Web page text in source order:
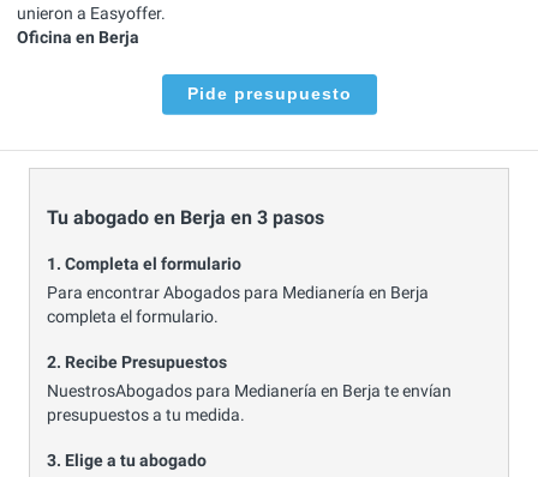
unieron a Easyoffer.
Oficina en Berja
Pide presupuesto
Tu abogado en Berja en 3 pasos
1. Completa el formulario
Para encontrar Abogados para Medianería en Berja
completa el formulario.
2. Recibe Presupuestos
NuestrosAbogados para Medianería en Berja te envían
presupuestos a tu medida.
3. Elige a tu abogado